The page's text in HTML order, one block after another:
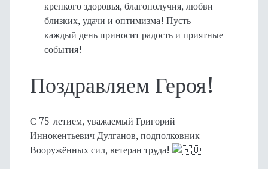
крепкого здоровья, благополучия, любви
близких, удачи и оптимизма! Пусть
каждый день приносит радость и приятные
события!
Поздравляем Героя!
С 75-летием, уважаемый Григорий
Иннокентьевич Дулганов, подполковник
Вооружённых сил, ветеран труда!